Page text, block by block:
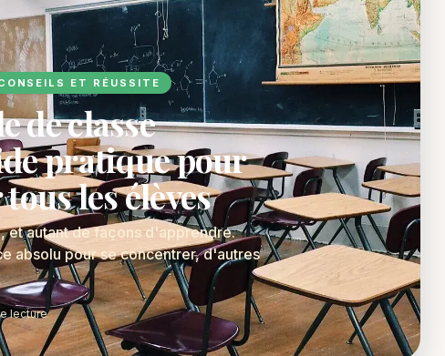
ET RÉUSSITE
de classe
pratique pour
les élèves
et autant de façons d'apprendre.
absolu pour se concentrer, d'autres
lecture